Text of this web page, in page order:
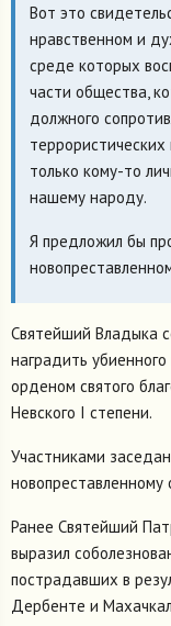
Вот это
нравственном и
среде которых
части общества,
должного
только кому-то
нашему народу.
Я предложил бы
Святейший Владыка
наградить
орденом святого
Невского I степени.
Участниками
новопреставленному
Ранее Святейший
выразил
пострадавших в
Дербенте и